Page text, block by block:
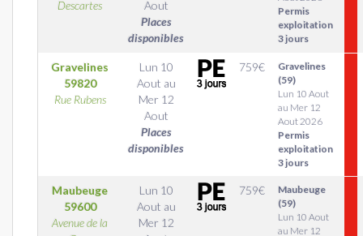
Descartes
Aout
Places
disponibles
Permis
exploitation
3 jours
Gravelines
59820
Rue Rubens
Lun 10
Aout au
Mer 12
Aout
Places
disponibles
759€
Gravelines
(59)
Lun 10 Aout
au Mer 12
Aout 2026
Permis
exploitation
3 jours
Maubeuge
59600
Avenue de la
Lun 10
Aout au
Mer 12
759€
Maubeuge
(59)
Lun 10 Aout
au Mer 12